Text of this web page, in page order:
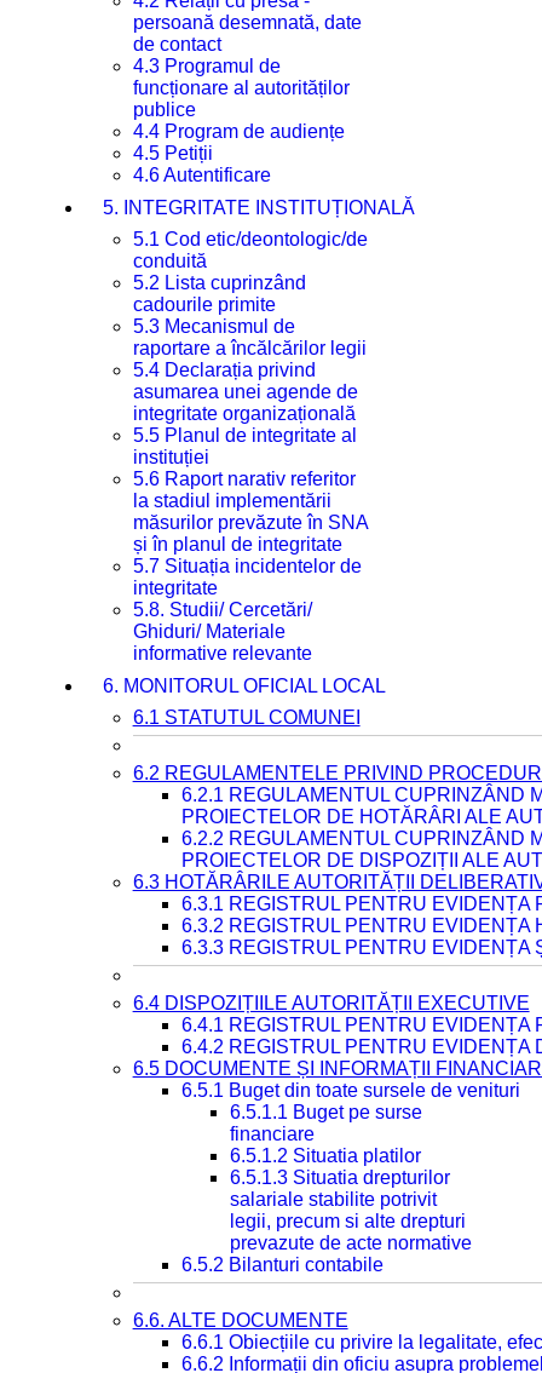
persoană desemnată, date
de contact
4.3 Programul de
funcționare al autorităților
publice
4.4 Program de audiențe
4.5 Petiții
4.6 Autentificare
5. INTEGRITATE INSTITUȚIONALĂ
5.1 Cod etic/deontologic/de
conduită
5.2 Lista cuprinzând
cadourile primite
5.3 Mecanismul de
raportare a încălcărilor legii
5.4 Declarația privind
asumarea unei agende de
integritate organizațională
5.5 Planul de integritate al
instituției
5.6 Raport narativ referitor
la stadiul implementării
măsurilor prevăzute în SNA
și în planul de integritate
5.7 Situația incidentelor de
integritate
5.8. Studii/ Cercetări/
Ghiduri/ Materiale
informative relevante
6. MONITORUL OFICIAL LOCAL
6.1 STATUTUL COMUNEI
6.2 REGULAMENTELE PRIVIND
6.2.1 REGULAMENTUL CUPRINZÂND
PROIECTELOR DE HOTĂRÂRI ALE
6.2.2 REGULAMENTUL CUPRINZÂND
PROIECTELOR DE DISPOZIȚII ALE
6.3 HOTĂRÂRILE AUTORITĂȚII
6.3.1 REGISTRUL PENTRU EVIDENȚA
6.3.2 REGISTRUL PENTRU EVIDENȚA
6.3.3 REGISTRUL PENTRU EVIDENȚA
6.4 DISPOZIȚIILE AUTORITĂȚII EXECUTIVE
6.4.1 REGISTRUL PENTRU EVIDENȚA
6.4.2 REGISTRUL PENTRU EVIDENȚA
6.5 DOCUMENTE ȘI INFORMAȚII
6.5.1 Buget din toate sursele de venituri
6.5.1.1 Buget pe surse
financiare
6.5.1.2 Situatia platilor
6.5.1.3 Situatia drepturilor
salariale stabilite potrivit
legii, precum si alte drepturi
prevazute de acte normative
6.5.2 Bilanturi contabile
6.6. ALTE DOCUMENTE
6.6.1 Obiecțiile cu privire la legalitate,
6.6.2 Informații din oficiu asupra